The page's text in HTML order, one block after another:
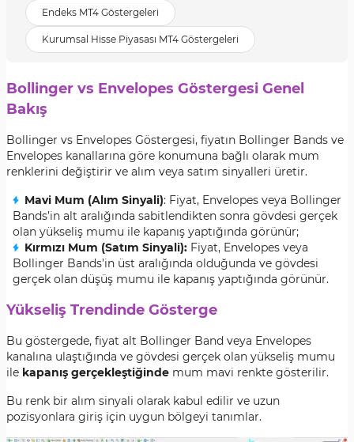
Endeks MT4 Göstergeleri
Kurumsal Hisse Piyasası MT4 Göstergeleri
Bollinger vs Envelopes Göstergesi Genel
Bakış
Bollinger vs Envelopes Göstergesi, fiyatın Bollinger Bands ve
Envelopes kanallarına göre konumuna bağlı olarak mum
renklerini değiştirir ve alım veya satım sinyalleri üretir.
Mavi Mum (Alım Sinyali): Fiyat, Envelopes veya Bollinger
Bands’in alt aralığında sabitlendikten sonra gövdesi gerçek
olan yükseliş mumu ile kapanış yaptığında görünür;
Kırmızı Mum (Satım Sinyali): Fiyat, Envelopes veya
Bollinger Bands’in üst aralığında olduğunda ve gövdesi
gerçek olan düşüş mumu ile kapanış yaptığında görünür.
Yükseliş Trendinde Gösterge
Bu göstergede, fiyat alt Bollinger Band veya Envelopes
kanalına ulaştığında ve gövdesi gerçek olan yükseliş mumu
ile kapanış gerçekleştiğinde mum mavi renkte gösterilir.
Bu renk bir alım sinyali olarak kabul edilir ve uzun
pozisyonlara giriş için uygun bölgeyi tanımlar.